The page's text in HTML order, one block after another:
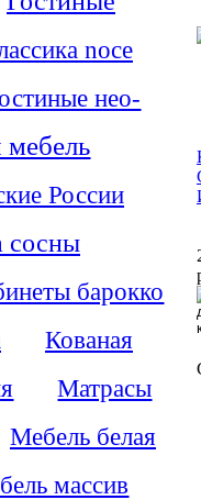
noce
нео-
мебель
России
сосны
барокко
Кованая
Матрасы
Мебель белая
массив